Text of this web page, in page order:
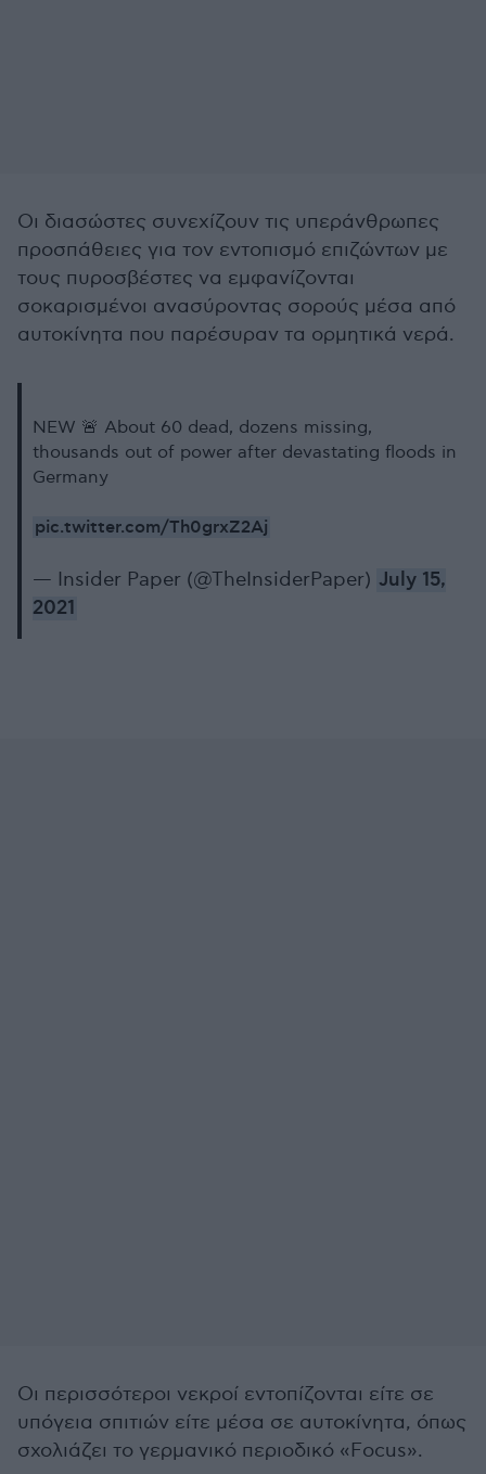
Οι διασώστες συνεχίζουν τις υπεράνθρωπες
προσπάθειες για τον εντοπισμό επιζώντων με
τους πυροσβέστες να εμφανίζονται
σοκαρισμένοι ανασύροντας σορούς μέσα από
αυτοκίνητα που παρέσυραν τα ορμητικά νερά.
NEW 🚨 About 60 dead, dozens missing,
thousands out of power after devastating floods in
Germany
pic.twitter.com/Th0grxZ2Aj
— Insider Paper (@TheInsiderPaper) July 15,
2021
Οι περισσότεροι νεκροί εντοπίζονται είτε σε
υπόγεια σπιτιών είτε μέσα σε αυτοκίνητα, όπως
σχολιάζει το γερμανικό περιοδικό «Focus».